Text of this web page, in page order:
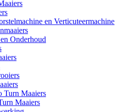
en Verticuteermachine
Onderhoud
Turn Maaiers
Maaiers